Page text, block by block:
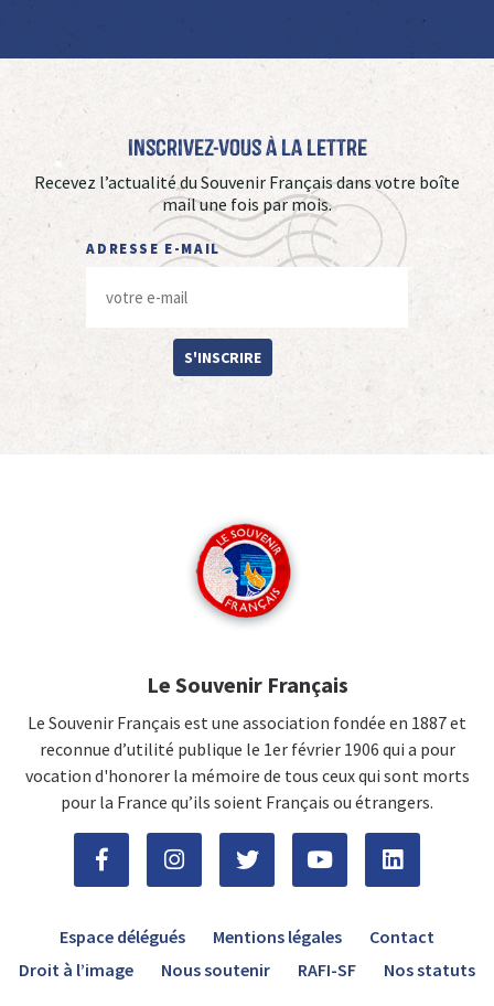
Inscrivez-vous à La Lettre
Recevez l’actualité du Souvenir Français dans votre boîte
mail une fois par mois.
ADRESSE E-MAIL
S'INSCRIRE
Le Souvenir Français
Le Souvenir Français est une association fondée en 1887 et
reconnue d’utilité publique le 1er février 1906 qui a pour
vocation d'honorer la mémoire de tous ceux qui sont morts
pour la France qu’ils soient Français ou étrangers.
Espace délégués Mentions légales
Contact
Droit à l’image
Nous soutenir RAFI-SF Nos statuts